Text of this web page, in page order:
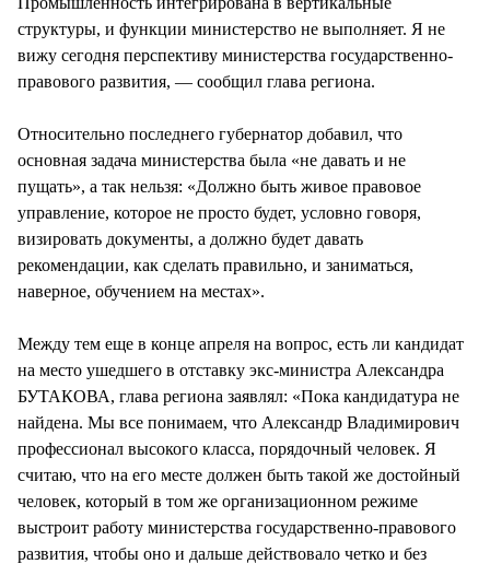
структуры, и функции министерство не выполняет. Я не
вижу сегодня перспективу министерства государственно-
правового развития, — сообщил глава региона.
Относительно последнего губернатор добавил, что
основная задача министерства была «не давать и не
пущать», а так нельзя: «Должно быть живое правовое
управление, которое не просто будет, условно говоря,
визировать документы, а должно будет давать
рекомендации, как сделать правильно, и заниматься,
наверное, обучением на местах».
Между тем еще в конце апреля на вопрос, есть ли кандидат
на место ушедшего в отставку экс-министра Александра
БУТАКОВА, глава региона заявлял: «Пока кандидатура не
найдена. Мы все понимаем, что Александр Владимирович
профессионал высокого класса, порядочный человек. Я
считаю, что на его месте должен быть такой же достойный
человек, который в том же организационном режиме
выстроит работу министерства государственно-правового
развития, чтобы оно и дальше действовало четко и без